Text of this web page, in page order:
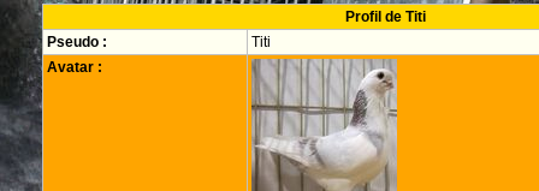
Profil de Titi
Pseudo :
Titi
Avatar :